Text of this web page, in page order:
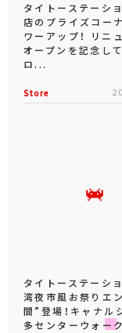
タイトーステーシ
店のプライズコー
ワーアップ！ リニ
オープンを記念し
ロ...
Store
タイトーステーシ
湾夜市風お祭りエ
間”登場！キャナル
多センターウォー